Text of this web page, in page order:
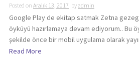
Posted on Aralık 13, 2017 byadmin
Google Play de ekitap satmak Zetna
öyküyü hazırlamaya devam ediyorum.. Bu
şekilde önce bir mobil uygulama olarak
Read More